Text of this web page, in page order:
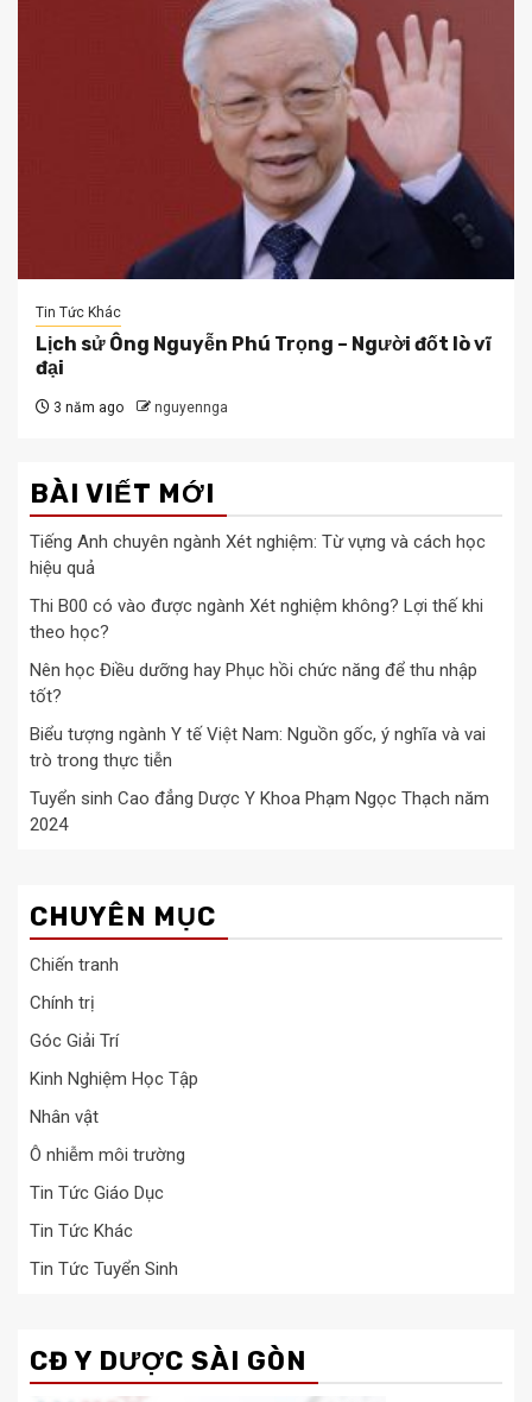
Tin Tức Khác
Lịch sử Ông Nguyễn Phú Trọng – Người đốt lò vĩ
đại
3 năm ago nguyennga
BÀI VIẾT MỚI
Tiếng Anh chuyên ngành Xét nghiệm: Từ vựng và cách học
hiệu quả
Thi B00 có vào được ngành Xét nghiệm không? Lợi thế khi
theo học?
Nên học Điều dưỡng hay Phục hồi chức năng để thu nhập
tốt?
Biểu tượng ngành Y tế Việt Nam: Nguồn gốc, ý nghĩa và vai
trò trong thực tiễn
Tuyển sinh Cao đẳng Dược Y Khoa Phạm Ngọc Thạch năm
2024
CHUYÊN MỤC
Chiến tranh
Chính trị
Góc Giải Trí
Kinh Nghiệm Học Tập
Nhân vật
Ô nhiễm môi trường
Tin Tức Giáo Dục
Tin Tức Khác
Tin Tức Tuyển Sinh
CĐ Y DƯỢC SÀI GÒN